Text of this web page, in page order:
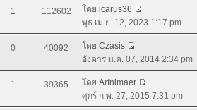
1 112602 โดย icarus36
พุธ เม.ย. 12, 2023 1:17 pm
0 40092 โดย Czasis
อังคาร ม.ค. 07, 2014 2:34 pm
1 39365 โดย Arfnimaer
ศุกร์ ก.พ. 27, 2015 7:31 pm